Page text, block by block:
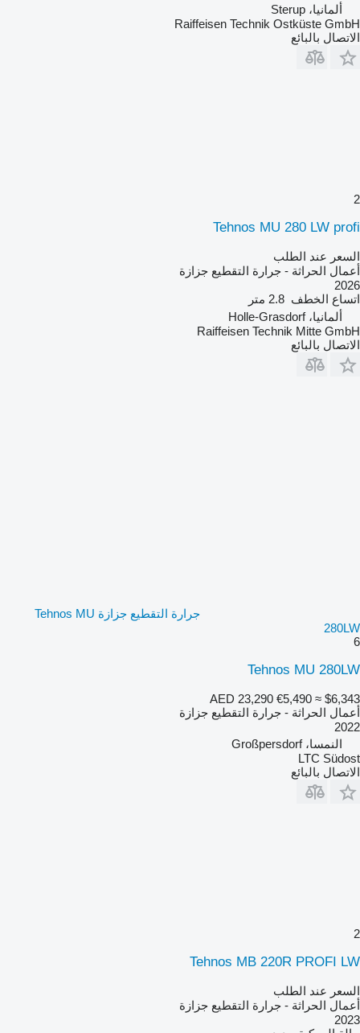
ألمانيا، Sterup
Raiffeisen Technik Ostküste GmbH
الاتصال بالبائع
2
Tehnos MU 280 LW profi
السعر عند الطلب
أعمال الحراثة - جرارة التقطيع جزازة
2026
اتساع الخطف 2.8 متر
ألمانيا، Holle-Grasdorf
Raiffeisen Technik Mitte GmbH
الاتصال بالبائع
جرارة التقطيع جزازة Tehnos MU
280LW
6
Tehnos MU 280LW
AED 23,290 €5,490 ≈ $6,343
أعمال الحراثة - جرارة التقطيع جزازة
2022
النمسا، Großpersdorf
LTC Südost
الاتصال بالبائع
2
Tehnos MB 220R PROFI LW
السعر عند الطلب
أعمال الحراثة - جرارة التقطيع جزازة
2023